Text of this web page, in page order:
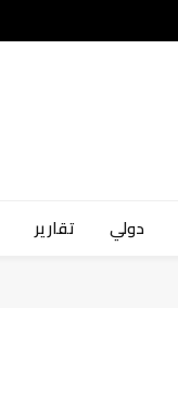
دولي تقارير